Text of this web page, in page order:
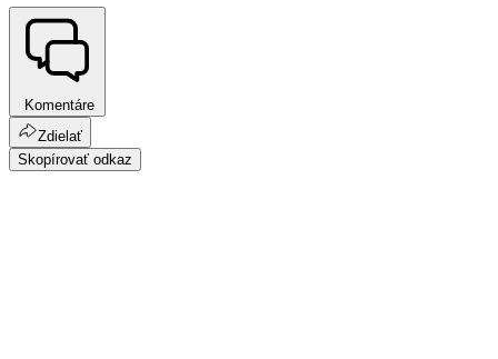
Komentáre
Zdielať
Skopírovať odkaz